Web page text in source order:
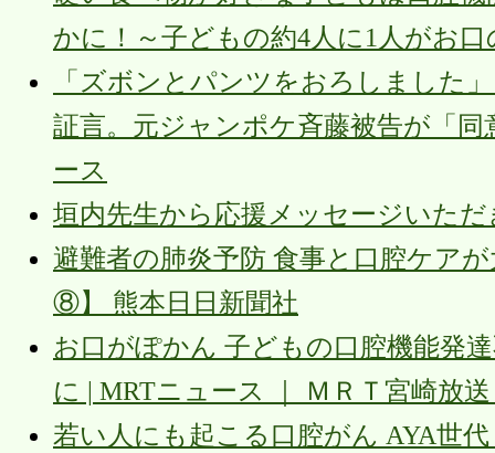
かに！～子どもの約4人に1人がお
「ズボンとパンツをおろしました
証言。元ジャンポケ斉藤被告が「同
ース
垣内先生から応援メッセージいた
避難者の肺炎予防 食事と口腔ケア
⑧】 熊本日日新聞社
お口がぽかん 子どもの口腔機能発
に | MRTニュース ｜ ＭＲＴ宮崎放送
若い人にも起こる口腔がん AYA世